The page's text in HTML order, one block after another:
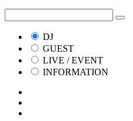
DJ
GUEST
LIVE / EVENT
INFORMATION